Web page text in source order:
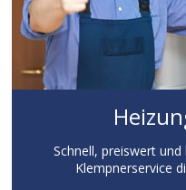
Schnell, preiswert
Klempnerservice